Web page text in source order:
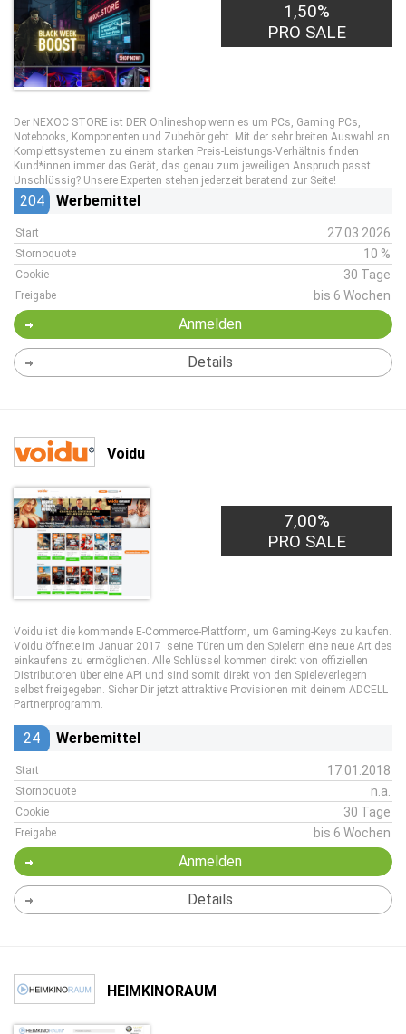
1,50%
PRO SALE
Der NEXOC STORE ist DER Onlineshop wenn es um PCs, Gaming PCs,
Notebooks, Komponenten und Zubehör geht. Mit der sehr breiten Auswahl an
Komplettsystemen zu einem starken Preis-Leistungs-Verhältnis finden
Kund*innen immer das Gerät, das genau zum jeweiligen Anspruch passt.
Unschlüssig? Unsere Experten stehen jederzeit beratend zur Seite!
204 Werbemittel
Start 27.03.2026
Stornoquote 10 %
Cookie 30 Tage
Freigabe bis 6 Wochen
Anmelden
Details
Voidu
7,00%
PRO SALE
Voidu ist die kommende E-Commerce-Plattform, um Gaming-Keys zu kaufen.
Voidu öffnete im Januar 2017 seine Türen um den Spielern eine neue Art des
einkaufens zu ermöglichen. Alle Schlüssel kommen direkt von offiziellen
Distributoren über eine API und sind somit direkt von den Spieleverlegern
selbst freigegeben. Sicher Dir jetzt attraktive Provisionen mit deinem ADCELL
Partnerprogramm.
24 Werbemittel
Start 17.01.2018
Stornoquote n.a.
Cookie 30 Tage
Freigabe bis 6 Wochen
Anmelden
Details
HEIMKINORAUM